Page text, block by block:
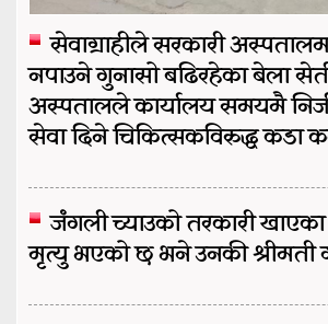
सेवाग्राहीले सरकारी
नपाउने गुनासो बढिरहेका बेला
अस्पतालले कार्यालय समयमै
सेवा दिने चिकित्सकविरुद्ध कडा
जंगली च्याउको तरकारी खाएका
मृत्यु भएको छ भने उनकी श्रीमती